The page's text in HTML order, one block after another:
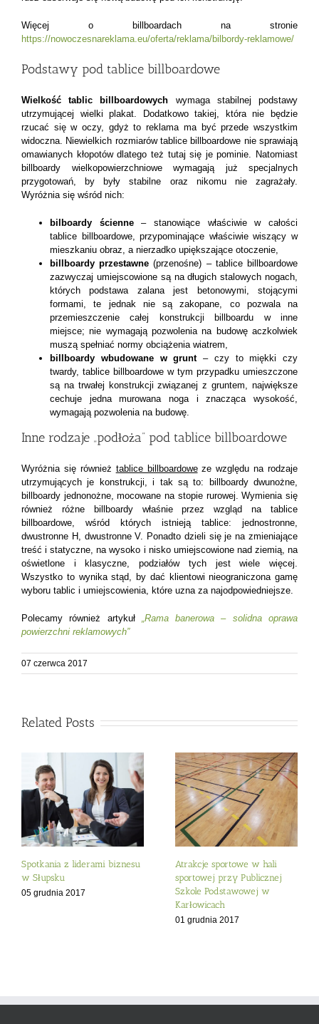
Więcej o billboardach na stronie
https://nowoczesnareklama.eu/oferta/reklama/bilbordy-reklamowe/
Podstawy pod tablice billboardowe
Wielkość tablic billboardowych wymaga stabilnej podstawy
utrzymującej wielki plakat. Dodatkowo takiej, która nie będzie
rzucać się w oczy, gdyż to reklama ma być przede wszystkim
widoczna. Niewielkich rozmiarów tablice billboardowe nie sprawiają
omawianych kłopotów dlatego też tutaj się je pominie. Natomiast
billboardy wielkopowierzchniowe wymagają już specjalnych
przygotowań, by były stabilne oraz nikomu nie zagrażały.
Wyróżnia się wśród nich:
bilboardy ścienne– stanowiące właściwie w całości
tablice billboardowe, przypominające właściwie wiszący w
mieszkaniu obraz, a nierzadko upiększające otoczenie,
billboardy przestawne (przenośne) – tablice billboardowe
zazwyczaj umiejscowione są na długich stalowych nogach,
których podstawa zalana jest betonowymi, stojącymi
formami, te jednak nie są zakopane, co pozwala na
przemieszczenie całej konstrukcji billboardu w inne
miejsce; nie wymagają pozwolenia na budowę aczkolwiek
muszą spełniać normy obciążenia wiatrem,
billboardy wbudowane w grunt– czy to miękki czy
twardy, tablice billboardowe w tym przypadku umieszczone
są na trwałej konstrukcji związanej z gruntem, największe
cechuje jedna murowana noga i znacząca wysokość,
wymagają pozwolenia na budowę.
Inne rodzaje „podłoża” pod tablice billboardowe
Wyróżnia się również tablice billboardoweze względu na rodzaje
utrzymujących je konstrukcji, i tak są to: billboardy dwunożne,
billboardy jednonożne, mocowane na stopie rurowej. Wymienia się
również różne billboardy właśnie przez wzgląd na tablice
billboardowe, wśród których istnieją tablice: jednostronne,
dwustronne H, dwustronne V. Ponadto dzieli się je na zmieniające
treść i statyczne, na wysoko i nisko umiejscowione nad ziemią, na
oświetlone i klasyczne, podziałów tych jest wiele więcej.
Wszystko to wynika stąd, by dać klientowi nieograniczona gamę
wyboru tablic i umiejscowienia, które uzna za najodpowiedniejsze.
Polecamy również artykuł
„Rama banerowa – solidna oprawa
powierzchni reklamowych”
07 czerwca 2017
Related Posts
Spotkania z liderami biznesu
w Słupsku
05 grudnia 2017
Atrakcje sportowe w hali
sportowej przy Publicznej
Szkole Podstawowej w
Karłowicach
01 grudnia 2017